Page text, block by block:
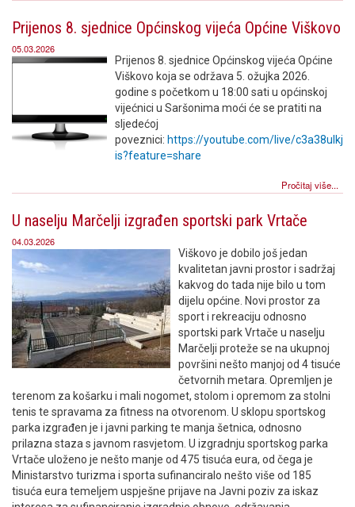
Prijenos 8. sjednice Općinskog vijeća Općine Viškovo
05.03.2026
Prijenos 8. sjednice Općinskog vijeća Općine
Viškovo koja se održava 5. ožujka 2026.
godine s početkom u 18:00 sati u općinskoj
vijećnici u Saršonima moći će se pratiti na
sljedećoj
poveznici: https://youtube.com/live/c3a38ulkj
is?feature=share
Pročitaj više...
U naselju Marčelji izgrađen sportski park Vrtače
04.03.2026
Viškovo je dobilo još jedan
kvalitetan javni prostor i sadržaj
kakvog do tada nije bilo u tom
dijelu općine. Novi prostor za
sport i rekreaciju odnosno
sportski park Vrtače u naselju
Marčelji proteže se na ukupnoj
površini nešto manjoj od 4 tisuće
četvornih metara. Opremljen je
terenom za košarku i mali nogomet, stolom i opremom za stolni
tenis te spravama za fitness na otvorenom. U sklopu sportskog
parka izgrađen je i javni parking te manja šetnica, odnosno
prilazna staza s javnom rasvjetom. U izgradnju sportskog parka
Vrtače uloženo je nešto manje od 475 tisuća eura, od čega je
Ministarstvo turizma i sporta sufinanciralo nešto više od 185
tisuća eura temeljem uspješne prijave na Javni poziv za iskaz